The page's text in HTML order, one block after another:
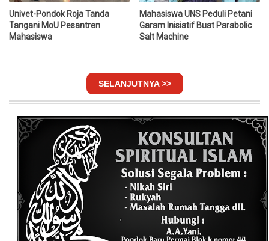
Univet-Pondok Roja Tanda
Tangani MoU Pesantren
Mahasiswa
Mahasiswa UNS Peduli Petani
Garam Inisiatif Buat Parabolic
Salt Machine
SELANJUTNYA >>